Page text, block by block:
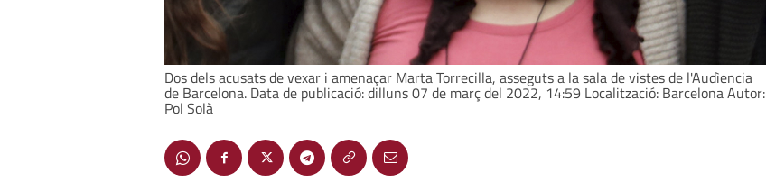
Dos dels acusats de vexar i amenaçar Marta Torrecilla, asseguts a la sala de vistes de l'Audìencia
de Barcelona. Data de publicació: dilluns 07 de març del 2022, 14:59 Localització: Barcelona Autor:
Pol Solà